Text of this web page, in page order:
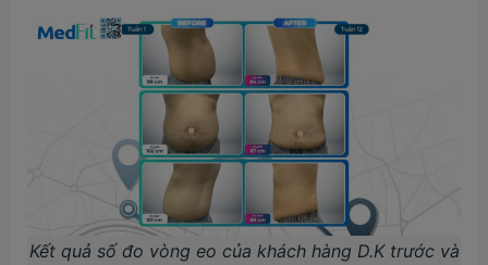
Kết quả số đo vòng eo của khách hàng D.K trước và